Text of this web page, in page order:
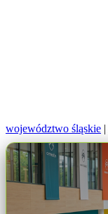
województwo śląskie |